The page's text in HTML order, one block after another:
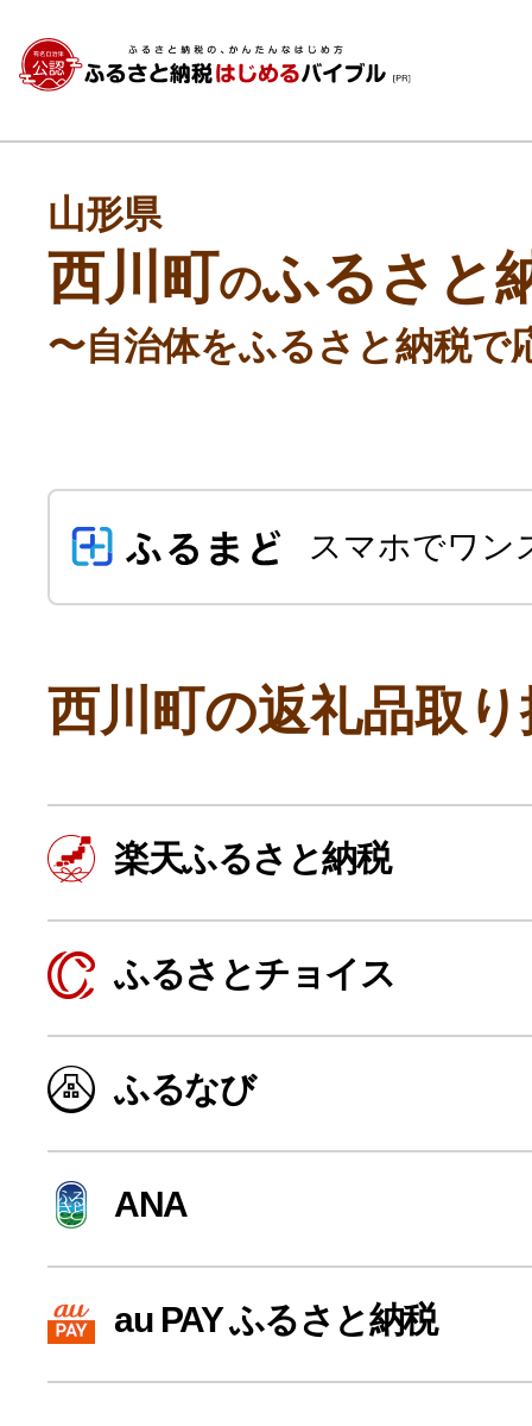
よく見られている返礼品
ふるさと納税徹底比較
寄付上限額シミュレーション
給与所得者版
副業・パラレルワーカー
山形県
西川町のふるさと
〜自治体をふるさと納税で
スマホでワン
西川町の返礼品取
楽天ふるさと納税
ふるさとチョイス
ふるなび
ANA
au PAY ふるさと納税